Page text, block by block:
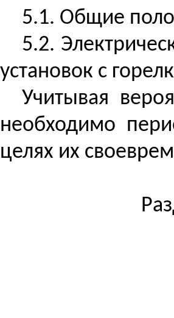
5.1. Общие
5.2.
установок с
Учитывая
необходимо
целях их